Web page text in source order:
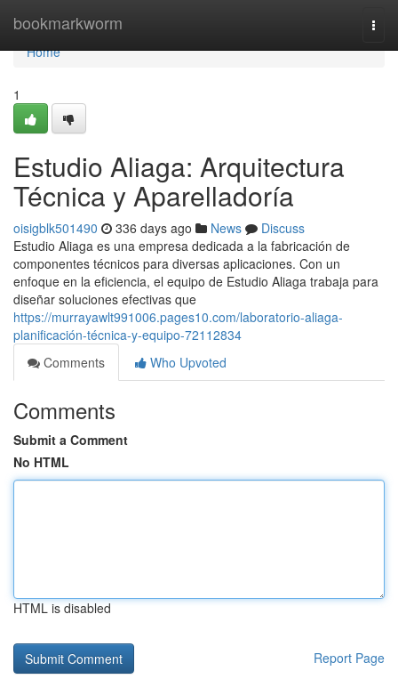
bookmarkworm
Home
Home
1
Estudio Aliaga: Arquitectura
Técnica y Aparelladoría
oisigblk501490 336 days ago News
Discuss
Estudio Aliaga es una empresa dedicada a la fabricación de
componentes técnicos para diversas aplicaciones. Con un
enfoque en la eficiencia, el equipo de Estudio Aliaga trabaja para
diseñar soluciones efectivas que
https://murrayawlt991006.pages10.com/laboratorio-aliaga-
planificación-técnica-y-equipo-72112834
Comments
Who Upvoted
Comments
Submit a Comment
No HTML
HTML is disabled
Report Page